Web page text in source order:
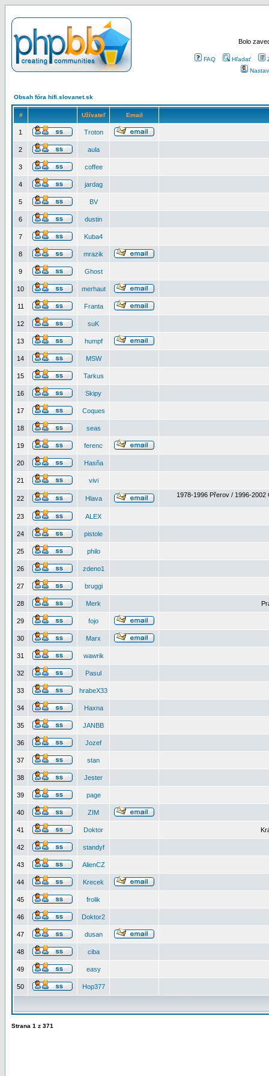
Bolo
FAQ Hľadať
Obsah fóra hifi.slovanet.sk
# Užívateľ Email
1 Troton
2 aula
3 coffee
4 jardag
5 BV
6 dustin
7 Kuba4
8 mrazik
9 Ghost
10 merhaut
11 Franta
12 suK
13 humpf
14 MSW
15 Tarkus
16 Skipy
17 Coques
18 seas
19 ferenc
20 Hasňa
21 vivi
22 Hlava 1978-1996 Přerov / 1996-2002
23 ALEX
24 pistole
25 philo
26 zdeno1
27 bruggi
28 Merk
29 fojo
30 Marx
31 wawrik
32 Pasul
33 hrabeX33
34 Haxna
35 JANBB
36 Jozef
37 stan
38 Jester
39 page
40 ZIM
41 Doktor
42 standyf
43 AlienCZ
44 Krecek
45 frolik
46 Doktor2
47 dusan
48 ciba
49 easy
50 Hop377
Strana 1 z 371